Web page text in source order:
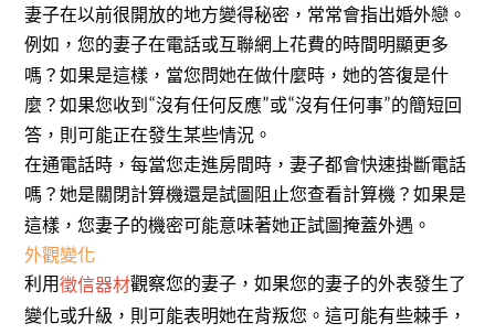
妻子在以前很開放的地方變得秘密，常常會指出婚外戀。
例如，您的妻子在電話或互聯網上花費的時間明顯更多
嗎？如果是這樣，當您問她在做什麼時，她的答復是什
麼？如果您收到 “沒有任何反應”或“沒有任何事”的簡短回
答，則可能正在發生某些情況。
在通電話時，每當您走進房間時，妻子都會快速掛斷電話
嗎？她是關閉計算機還是試圖阻止您查看計算機？如果是
這樣，您妻子的機密可能意味著她正試圖掩蓋外遇。
外觀變化
利用徵信器材觀察您的妻子，如果您的妻子的外表發生了
變化或升級，則可能表明她在背叛您。這可能有些棘手，